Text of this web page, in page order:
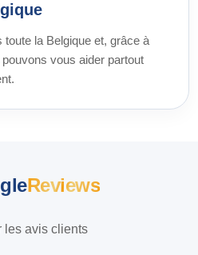
la Belgique et, grâce à
vous aider partout
Reviews
les avis clients